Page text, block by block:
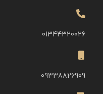
01344320026
09338826909